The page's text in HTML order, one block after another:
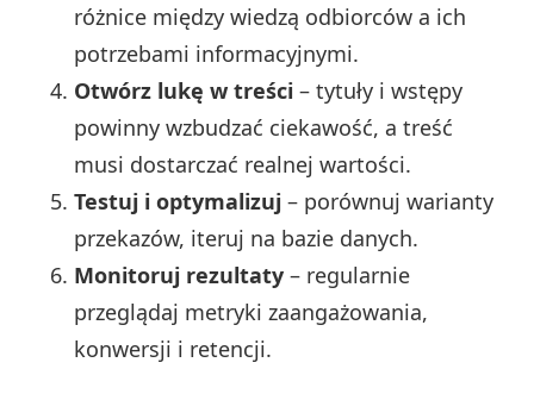
różnice między wiedzą odbiorców a ich
potrzebami informacyjnymi.
Otwórz lukę w treści – tytuły i wstępy
powinny wzbudzać ciekawość, a treść
musi dostarczać realnej wartości.
Testuj i optymalizuj – porównuj warianty
przekazów, iteruj na bazie danych.
Monitoruj rezultaty – regularnie
przeglądaj metryki zaangażowania,
konwersji i retencji.